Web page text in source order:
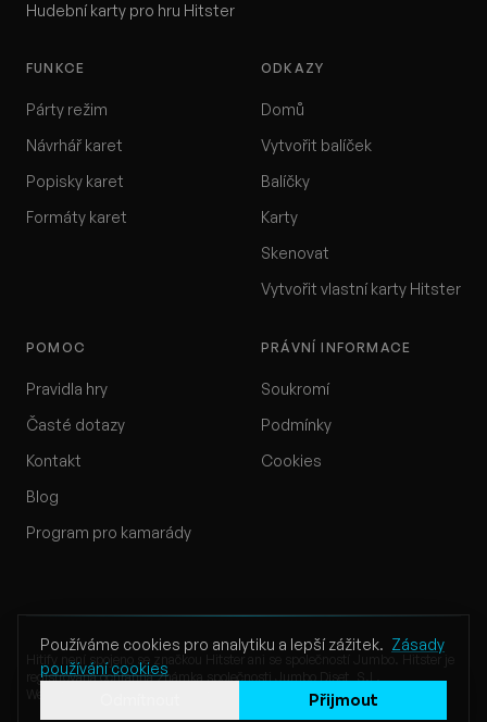
Hudební karty pro hru Hitster
FUNKCE
Párty režim
Návrhář karet
Popisky karet
Formáty karet
ODKAZY
Domů
Vytvořit balíček
Balíčky
Karty
Skenovat
Vytvořit vlastní karty Hitster
POMOC
Pravidla hry
Časté dotazy
Kontakt
Blog
Program pro kamarády
PRÁVNÍ INFORMACE
Soukromí
Podmínky
Cookies
Hitify není spojeno se značkou Hitster ani se společností Jumbo. Hitster je
registrovaná ochranná známka společnosti Jumbo Diset, S.L.
Website by Klappe Development
Používáme cookies pro analytiku a lepší zážitek. Zásady
používání cookies
Přijmout